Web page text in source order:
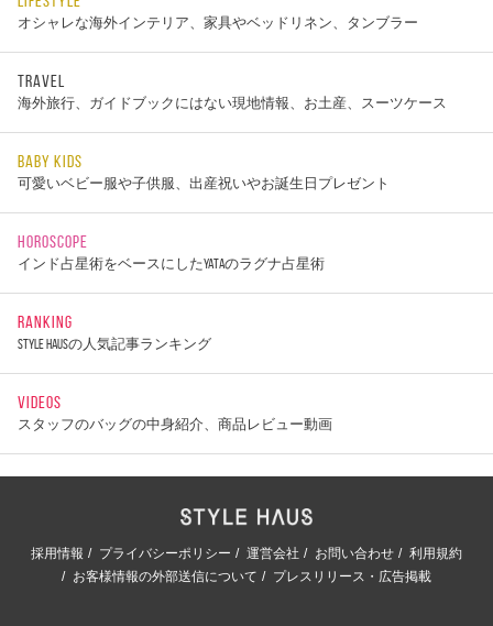
オシャレな海外インテリア、家具やベッドリネン、タンブラー
TRAVEL
海外旅行、ガイドブックにはない現地情報、お土産、スーツケース
BABY KIDS
可愛いベビー服や子供服、出産祝いやお誕生日プレゼント
HOROSCOPE
インド占星術をベースにしたYATAのラグナ占星術
RANKING
STYLE HAUSの人気記事ランキング
VIDEOS
スタッフのバッグの中身紹介、商品レビュー動画
採用情報 プライバシーポリシー 運営会社 お問い合わせ
利用規約
お客様情報の外部送信について
プレスリリース・広告掲載